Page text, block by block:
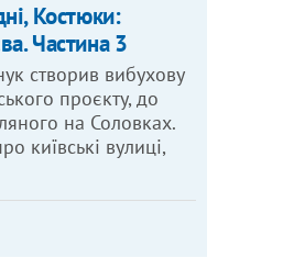
Костюки:
Частина 3
створив вибухову
проєкту, до
на Соловках.
київські вулиці,